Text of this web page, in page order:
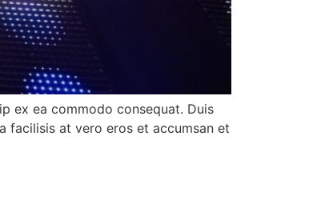
ex ea commodo consequat. Duis
facilisis at vero eros et accumsan et